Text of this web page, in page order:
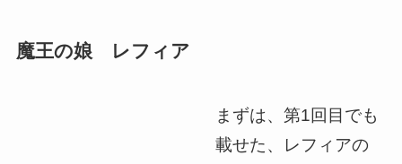
魔王の娘 レフィア
まずは、第1回目でも
載せた、レフィアの